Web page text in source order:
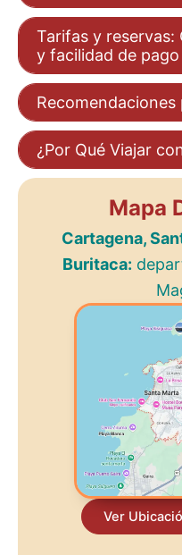
Tarifas y
y facilidad de pago
Recomendaciones
¿Por Qué Viajar
Mapa
Cartagena,
Buritaca:
Ver